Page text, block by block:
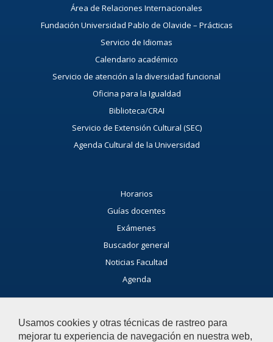
Usamos cookies y otras técnicas de rastreo para
mejorar tu experiencia de navegación en nuestra web,
Área de Relaciones Internacionales
Fundación Universidad Pablo de Olavide – Prácticas
Servicio de Idiomas
Calendario académico
Servicio de atención a la diversidad funcional
Oficina para la Igualdad
Biblioteca/CRAI
Servicio de Extensión Cultural (SEC)
Agenda Cultural de la Universidad
Horarios
Guías docentes
Exámenes
Buscador general
Noticias Facultad
Agenda
Buzón de consultas
Si tienes dudas, contacta con nosotros.